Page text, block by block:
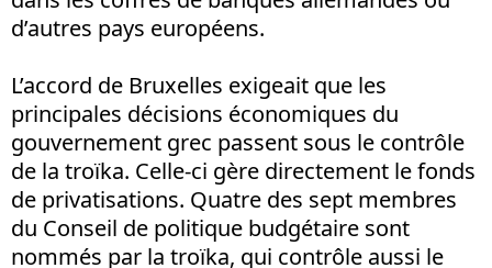
d’autres pays européens.
L’accord de Bruxelles exigeait que les
principales décisions économiques du
gouvernement grec passent sous le contrôle
de la troïka. Celle-ci gère directement le fonds
de privatisations. Quatre des sept membres
du Conseil de politique budgétaire sont
nommés par la troïka, qui contrôle aussi le